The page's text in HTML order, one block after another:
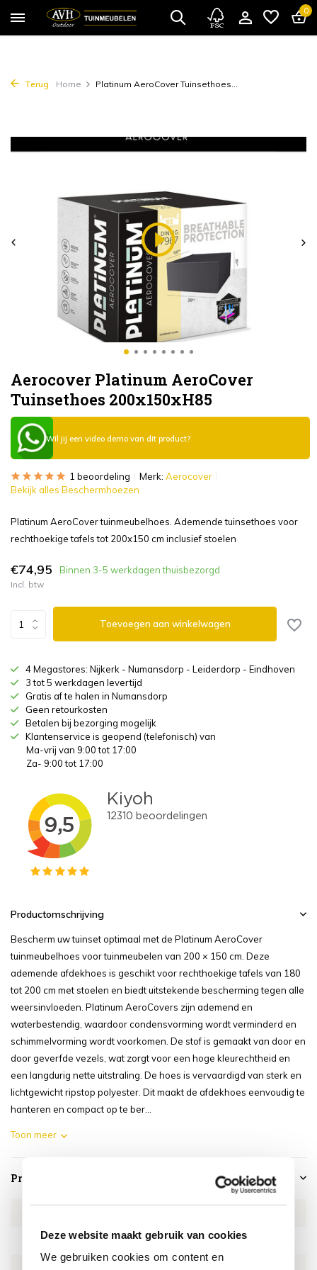
Deze website maakt gebruik van cookies
We gebruiken cookies om content en
0
Terug Home Platinum AeroCover Tuinsethoes...
Aerocover Platinum AeroCover
Tuinsethoes 200x150xH85
Wil jij een video demo van dit product?
1 beoordeling Merk: Aerocover
Bekijk alles Beschermhoezen
Platinum AeroCover tuinmeubelhoes. Ademende tuinsethoes voor
rechthoekige tafels tot 200x150 cm inclusief stoelen
€74,95 Binnen 3-5 werkdagen thuisbezorgd
Incl. btw
Toevoegen aan winkelwagen
4 Megastores: Nijkerk - Numansdorp - Leiderdorp - Eindhoven
3 tot 5 werkdagen levertijd
Gratis af te halen in Numansdorp
Geen retourkosten
Betalen bij bezorging mogelijk
Klantenservice is geopend (telefonisch) van
Ma-vrij van 9:00 tot 17:00
Za- 9:00 tot 17:00
Productomschrijving
Bescherm uw tuinset optimaal met de Platinum AeroCover
tuinmeubelhoes voor tuinmeubelen van 200 × 150 cm. Deze
ademende afdekhoes is geschikt voor rechthoekige tafels van 180
tot 200 cm met stoelen en biedt uitstekende bescherming tegen alle
weersinvloeden. Platinum AeroCovers zijn ademend en
waterbestendig, waardoor condensvorming wordt verminderd en
schimmelvorming wordt voorkomen. De stof is gemaakt van door en
door geverfde vezels, wat zorgt voor een hoge kleurechtheid en
een langdurig nette uitstraling. De hoes is vervaardigd van sterk en
lichtgewicht ripstop polyester. Dit maakt de afdekhoes eenvoudig te
hanteren en compact op te ber...
Toon meer
Productspecificaties
SKU AE7967